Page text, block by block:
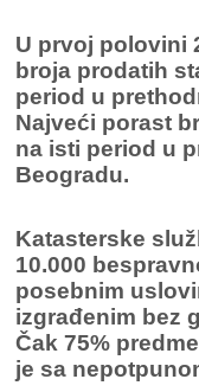
U prvoj polovini
broja prodatih
period u
Najveći porast
na isti period u
Beogradu.
Katasterske
10.000
posebnim
izgrađenim bez
Čak 75%
je sa